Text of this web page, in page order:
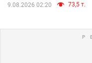
9.08.2026 02:20 73,5 т.